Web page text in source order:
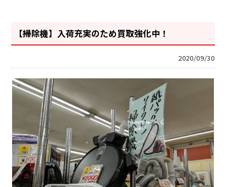
【掃除機】入荷充実のため買取強化中！
2020/09/30